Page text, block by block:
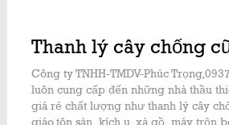
Thanh lý cây chống
Công ty TNHH-TMDV-Phúc
luôn cung cấp đến những nhà thầu
giá rẻ chất lượng như thanh lý cây
giáo,tôn sàn ,kích u, xà gồ ,máy trộn